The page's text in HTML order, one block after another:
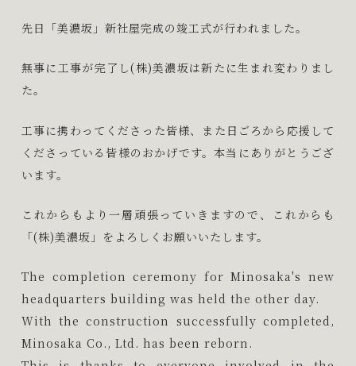
先日「美濃坂」新社屋完成の竣工式が行われました。
無事に工事が完了し(株)美濃坂は新たに生まれ変わりまし
た。
工事に携わってくださった皆様、また日ごろから応援して
くださっている皆様のおかげです。本当にありがとうござ
います。
これからもより一層頑張っていきますので、これからも
「(株)美濃坂」をよろしくお願いいたします。
The completion ceremony for Minosaka's new
headquarters building was held the other day.
With the construction successfully completed,
Minosaka Co., Ltd. has been reborn.